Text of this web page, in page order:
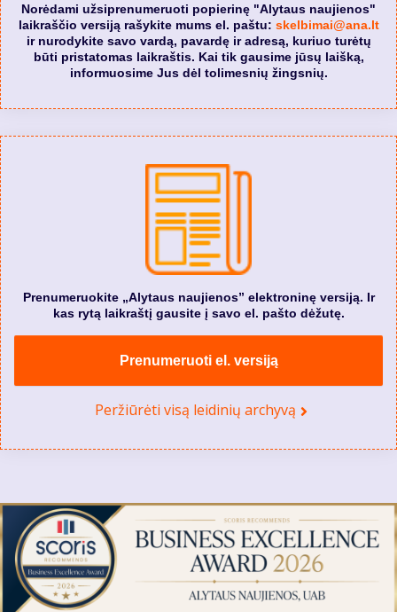
Norėdami užsiprenumeruoti popierinę "Alytaus naujienos"
laikraščio versiją rašykite mums el. paštu: skelbimai@ana.lt
ir nurodykite savo vardą, pavardę ir adresą, kuriuo turėtų
būti pristatomas laikraštis. Kai tik gausime jūsų laišką,
informuosime Jus dėl tolimesnių žingsnių.
Prenumeruokite „Alytaus naujienos” elektroninę versiją. Ir
kas rytą laikraštį gausite į savo el. pašto dėžutę.
Prenumeruoti el. versiją
Peržiūrėti visą leidinių archyvą